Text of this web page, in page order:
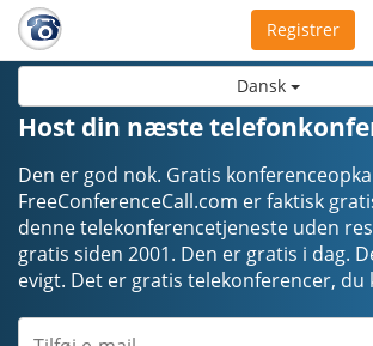
Dansk
Registrer
Host din næste
Den er god nok. Gratis
FreeConferenceCall.com er faktisk
denne telekonferencetjeneste uden
gratis siden 2001. Den er gratis i dag.
evigt. Det er gratis telekonferencer, du